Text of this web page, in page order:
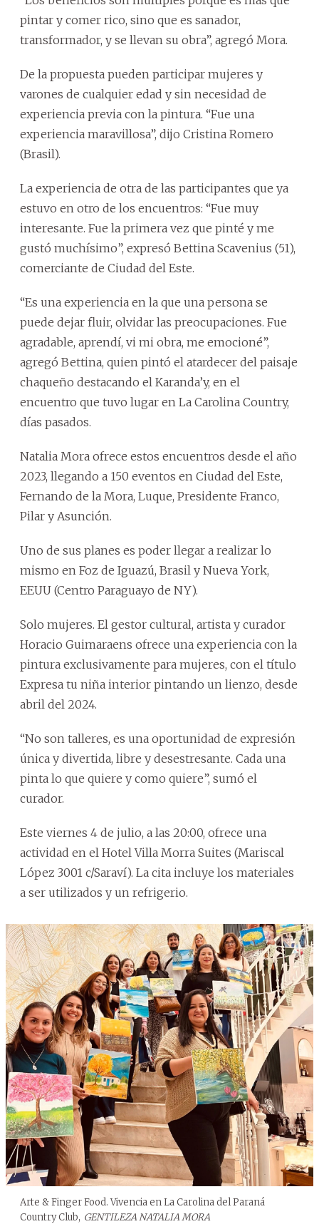
pintar y comer rico, sino que es sanador,
transformador, y se llevan su obra”, agregó Mora.
De la propuesta pueden participar mujeres y
varones de cualquier edad y sin necesidad de
experiencia previa con la pintura. “Fue una
experiencia maravillosa”, dijo Cristina Romero
(Brasil).
La experiencia de otra de las participantes que ya
estuvo en otro de los encuentros: “Fue muy
interesante. Fue la primera vez que pinté y me
gustó muchísimo”, expresó Bettina Scavenius (51),
comerciante de Ciudad del Este.
“Es una experiencia en la que una persona se
puede dejar fluir, olvidar las preocupaciones. Fue
agradable, aprendí, vi mi obra, me emocioné”,
agregó Bettina, quien pintó el atardecer del paisaje
chaqueño destacando el Karanda’y, en el
encuentro que tuvo lugar en La Carolina Country,
días pasados.
Natalia Mora ofrece estos encuentros desde el año
2023, llegando a 150 eventos en Ciudad del Este,
Fernando de la Mora, Luque, Presidente Franco,
Pilar y Asunción.
Uno de sus planes es poder llegar a realizar lo
mismo en Foz de Iguazú, Brasil y Nueva York,
EEUU (Centro Paraguayo de NY).
Solo mujeres. El gestor cultural, artista y curador
Horacio Guimaraens ofrece una experiencia con la
pintura exclusivamente para mujeres, con el título
Expresa tu niña interior pintando un lienzo, desde
abril del 2024.
“No son talleres, es una oportunidad de expresión
única y divertida, libre y desestresante. Cada una
pinta lo que quiere y como quiere”, sumó el
curador.
Este viernes 4 de julio, a las 20:00, ofrece una
actividad en el Hotel Villa Morra Suites (Mariscal
López 3001 c/Saraví). La cita incluye los materiales
a ser utilizados y un refrigerio.
Arte & Finger Food. Vivencia en La Carolina del Paraná
Country Club, GENTILEZA NATALIA MORA